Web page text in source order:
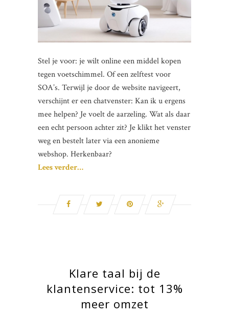
Stel je voor: je wilt online een middel kopen
tegen voetschimmel. Of een zelftest voor
SOA’s. Terwijl je door de website navigeert,
verschijnt er een chatvenster: Kan ik u ergens
mee helpen? Je voelt de aarzeling. Wat als daar
een echt persoon achter zit? Je klikt het venster
weg en bestelt later via een anonieme
webshop. Herkenbaar?
Lees verder…
Klare taal bij de
klantenservice: tot 13%
meer omzet